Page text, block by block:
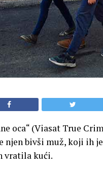
oca“ (Viasat True
bivši muž, koji ih
vratila kući.